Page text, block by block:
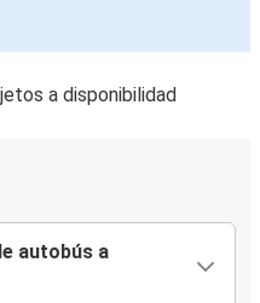
a disponibilidad
autobús a